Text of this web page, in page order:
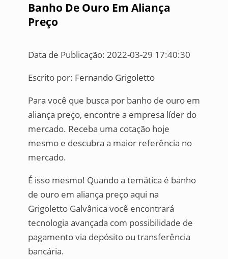
Banho De Ouro Em Aliança
Preço
Data de Publicação: 2022-03-29 17:40:30
Escrito por: Fernando Grigoletto
Para você que busca por banho de ouro em
aliança preço, encontre a empresa líder do
mercado. Receba uma cotação hoje
mesmo e descubra a maior referência no
mercado.
É isso mesmo! Quando a temática é banho
de ouro em aliança preço aqui na
Grigoletto Galvânica você encontrará
tecnologia avançada com possibilidade de
pagamento via depósito ou transferência
bancária.